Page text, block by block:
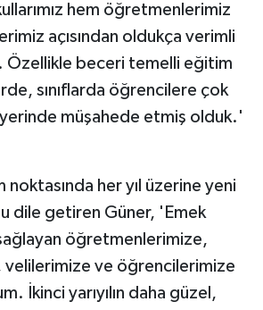
hem öğretmenlerimiz
açısından oldukça verimli
Özellikle beceri temelli eğitim
sınıflarda öğrencilere çok
yerinde müşahede etmiş olduk.'
noktasında her yıl üzerine yeni
dile getiren Güner, 'Emek
öğretmenlerimize,
ve öğrencilerimize
İkinci yarıyılın daha güzel,